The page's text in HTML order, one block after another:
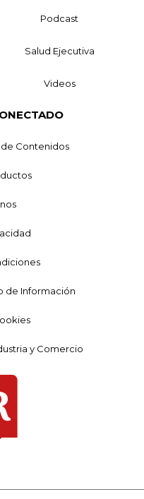
Podcast
Salud Ejecutiva
Videos
Contenidos
de Información
y Comercio